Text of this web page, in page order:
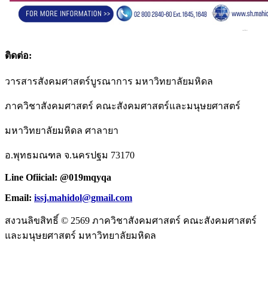
ติดต่อ:
วารสารสังคมศาสตร์บูรณาการ มหาวิทยาลัยมหิดล
ภาควิชาสังคมศาสตร์ คณะสังคมศาสตร์และมนุษยศาสตร์
มหาวิทยาลัยมหิดล ศาลายา
อ.พุทธมณฑล จ.นครปฐม 73170
Line Ofiicial: @019mqyqa
Email: issj.mahidol@gmail.com
สงวนลิขสิทธิ์ © 2569 ภาควิชาสังคมศาสตร์ คณะสังคมศาสตร์
และมนุษยศาสตร์ มหาวิทยาลัยมหิดล